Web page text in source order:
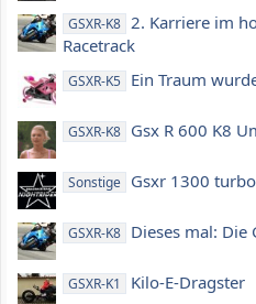
GSXR-K8 2. Karriere im
Racetrack
GSXR-K5 Ein Traum
GSXR-K8 Gsx R 600 K8
Sonstige Gsxr 1300 turbo
GSXR-K8 Dieses mal: Die
GSXR-K1 Kilo-E-Dragster